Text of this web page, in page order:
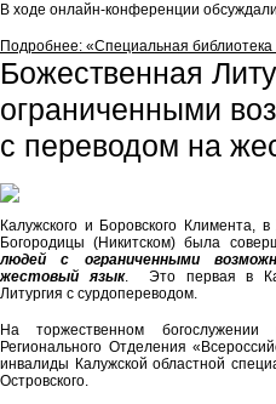
В ходе онлайн-конференции
Подробнее: «Специальная библиотека
Божественная
ограниченными
с переводом на
Калужского и Боровского Климента,
Богородицы (Никитском) была
людей с ограниченными
жестовый язык. Это первая в
Литургия с сурдопереводом.
На торжественном богослужении
Регионального Отделения
инвалиды Калужской областной
Островского.